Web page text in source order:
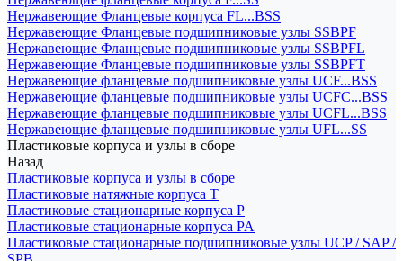
Нержавеющие Фланцевые корпуса FL...BSS
Нержавеющие Фланцевые подшипниковые узлы SSBPF
Нержавеющие Фланцевые подшипниковые узлы SSBPFL
Нержавеющие Фланцевые подшипниковые узлы SSBPFT
Нержавеющие фланцевые подшипниковые узлы UCF...BSS
Нержавеющие фланцевые подшипниковые узлы UCFC...BSS
Нержавеющие фланцевые подшипниковые узлы UCFL...BSS
Нержавеющие фланцевые подшипниковые узлы UFL...SS
Пластиковые корпуса и узлы в сборе
Назад
Пластиковые корпуса и узлы в сборе
Пластиковые натяжные корпуса T
Пластиковые стационарные корпуса P
Пластиковые стационарные корпуса PA
Пластиковые стационарные подшипниковые узлы UCP / SAP /